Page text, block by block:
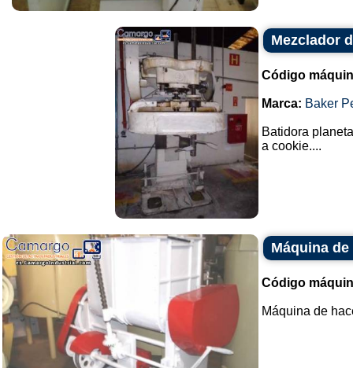
Mezclador
Código
Marca: Baker
Batidora
a cookie....
Máquina
Código
Máquina de